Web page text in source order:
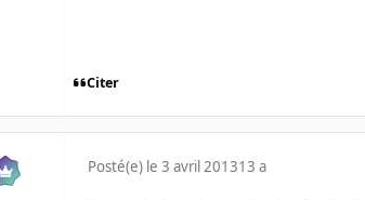
Citer
Posté(e) le 3 avril 201313 a